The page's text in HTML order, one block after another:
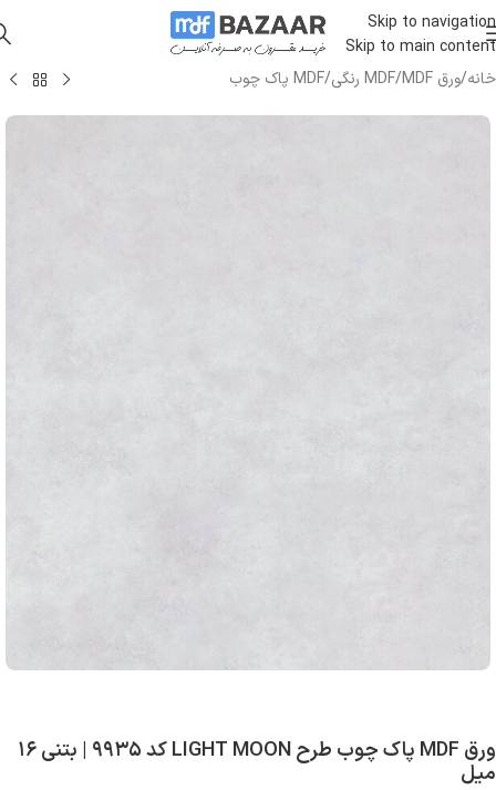
Skip to navigation
Skip to main content
خانه/ورق MDF /MDF رنگی /MDF پاک چوب
ورق MDF پاک چوب طرح LIGHT MOON کد ۹۹۳۵ | بتنی ۱۶
میل